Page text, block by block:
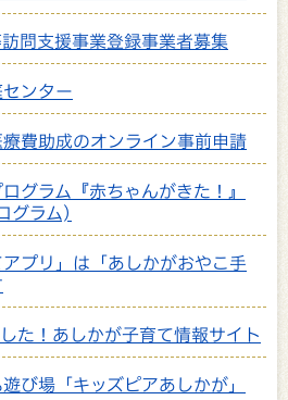
問支援事業登録事業者募集
ンター
費助成のオンライン事前申請
グラム『赤ちゃんがきた！』
グラム)
アプリ」は「あしかがおやこ手
た！あしかが子育て情報サイト
び場「キッズピアあしかが」